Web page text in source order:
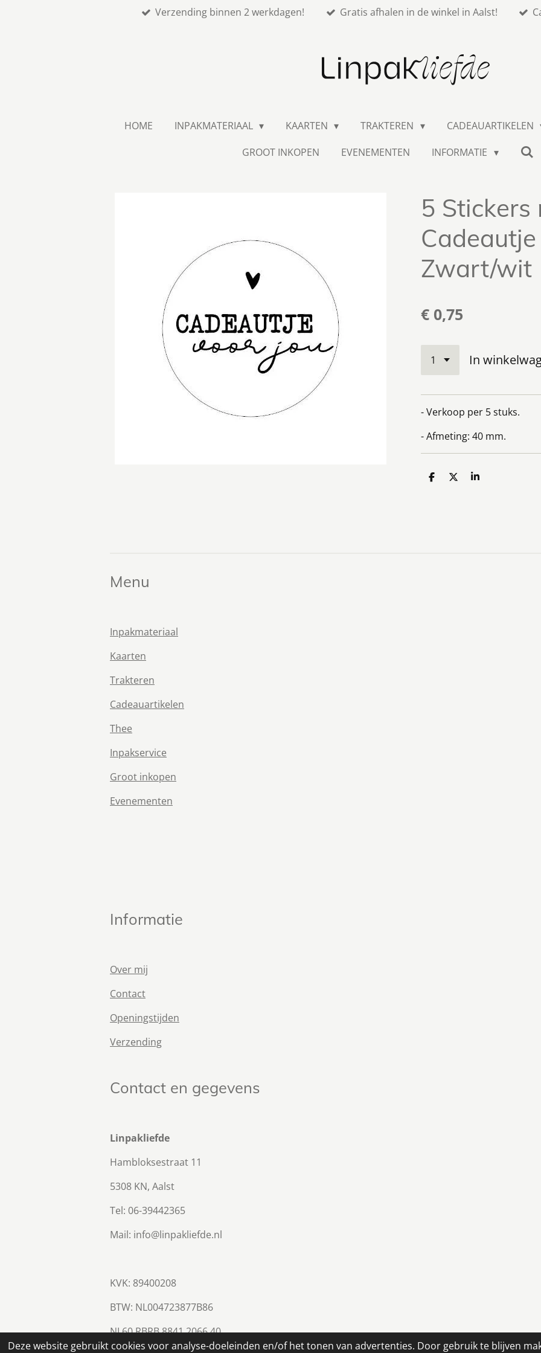
Deze website gebruikt cookies voor analyse-doeleinden en/of het tonen van advertenties. Door gebruik te blijven
Verzending binnen 2 werkdagen! Gratis afhalen in de winkel in Aalst!
HOME INPAKMATERIAAL KAARTEN TRAKTEREN
CADEAUARTIKELEN
GROOT INKOPEN
EVENEMENTEN INFORMATIE
5 Stickers
Zwart/wit
€ 0,75
In
- Verkoop per 5 stuks.
- Afmeting: 40 mm.
D
D
S
Menu
Inpakmateriaal
Kaarten
Trakteren
Cadeauartikelen
Thee
Inpakservice
Groot inkopen
Evenementen
Informatie
Over mij
Contact
Openingstijden
Verzending
Contact en gegevens
Linpakliefde
Hambloksestraat 11
5308 KN, Aalst
Tel: 06-39442365
Mail: info@linpakliefde.nl
KVK: 89400208
BTW: NL004723877B86
NL60 RBRB 8841 2066 40
© 2023 - 2026 Linpakliefde